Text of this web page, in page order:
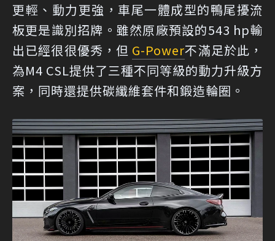
更輕、動力更強，車尾一體成型的鴨尾擾流
板更是識別招牌。雖然原廠預設的543 hp輸
出已經很很優秀，但 G-Power不滿足於此，
為M4 CSL提供了三種不同等級的動力升級方
案，同時還提供碳纖維套件和鍛造輪圈。